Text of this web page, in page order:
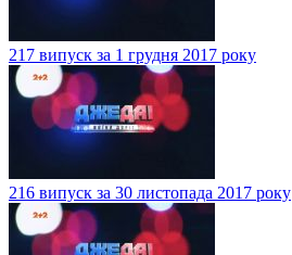
217 випуск за 1 грудня 2017 року
216 випуск за 30 листопада 2017 року